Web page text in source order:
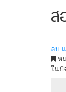
ส
ลบ
ห
ในปั